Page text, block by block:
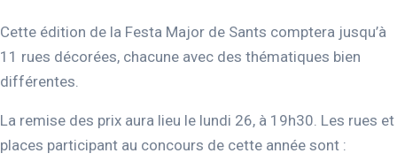
Cette édition de la Festa Major de Sants comptera jusqu’à
11 rues décorées, chacune avec des thématiques bien
différentes.
La remise des prix aura lieu le lundi 26, à 19h30. Les rues et
places participant au concours de cette année sont :